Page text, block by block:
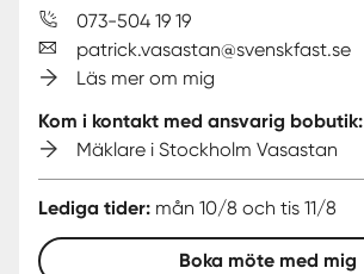
073-504 19 19
patrick.vasastan@svenskfast.se
Läs mer om mig
Kom i kontakt med ansvarig bobutik:
Mäklare i Stockholm Vasastan
Lediga tider: mån 10/8 och tis 11/8
Boka möte med mig